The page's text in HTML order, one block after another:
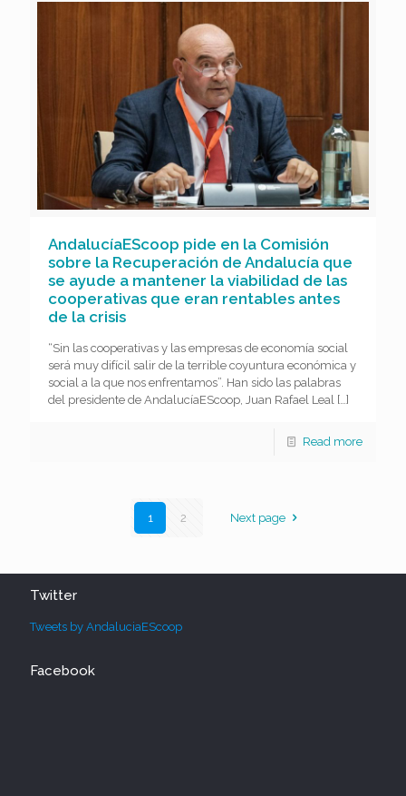
AndalucíaEScoop pide en la Comisión
sobre la Recuperación de Andalucía que
se ayude a mantener la viabilidad de las
cooperativas que eran rentables antes
de la crisis
“Sin las cooperativas y las empresas de economía social
será muy difícil salir de la terrible coyuntura económica y
social a la que nos enfrentamos”. Han sido las palabras
del presidente de AndalucíaEScoop, Juan Rafael Leal […]
Read more
1 2 Next page
Twitter
Tweets by AndaluciaEScoop
Facebook